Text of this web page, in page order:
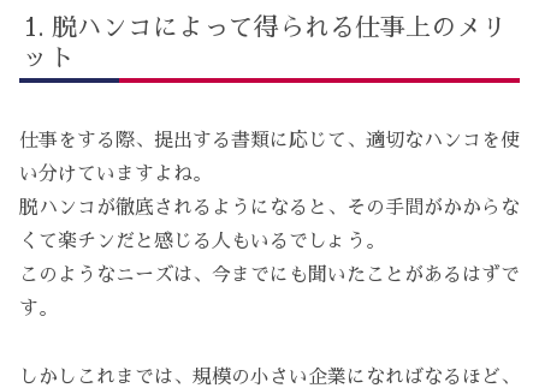
脱ハンコによって得られる仕事上のメリ
ット
仕事をする際、提出する書類に応じて、適切なハンコを使
い分けていますよね。
脱ハンコが徹底されるようになると、その手間がかからな
くて楽チンだと感じる人もいるでしょう。
このようなニーズは、今までにも聞いたことがあるはずで
す。
しかしこれまでは、規模の小さい企業になればなるほど、